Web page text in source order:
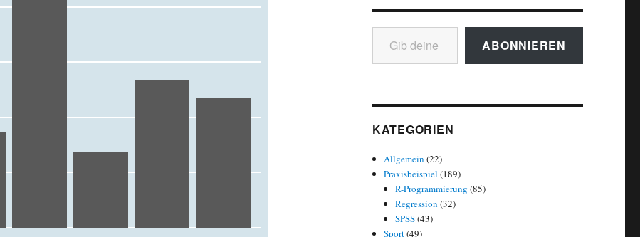
Gib deine E-Mail-Adresse ein ...
ABONNIEREN
KATEGORIEN
Allgemein (22)
Praxisbeispiel (189)
R-Programmierung (85)
Regression (32)
SPSS(43)
Sport(49)